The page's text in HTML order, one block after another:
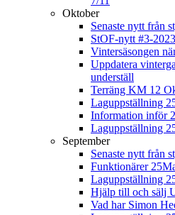
Oktober
Senaste nytt från
StOF-nytt #3-2023
Vintersäsongen
Uppdatera
underställ
Terräng KM 12
Laguppställning
Information inför
Laguppställning
September
Senaste nytt från
Funktionärer
Laguppställning
Hjälp till och sälj
Vad har Simon